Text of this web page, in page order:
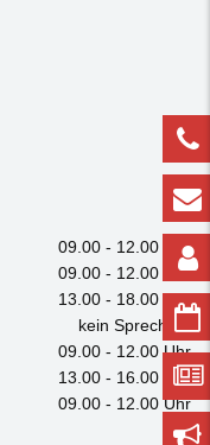
09.00 - 12.00 Uhr
09.00 - 12.00 Uhr
13.00 - 18.00 Uhr
kein Sprechtag
09.00 - 12.00 Uhr
13.00 - 16.00 Uhr
09.00 - 12.00 Uhr